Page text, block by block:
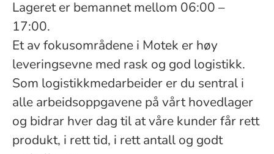
Lageret er bemannet mellom 06:00 –
17:00.
Et av fokusområdene i Motek er høy
leveringsevne med rask og god logistikk.
Som logistikkmedarbeider er du sentral i
alle arbeidsoppgavene på vårt hovedlager
og bidrar hver dag til at våre kunder får rett
produkt, i rett tid, i rett antall og godt